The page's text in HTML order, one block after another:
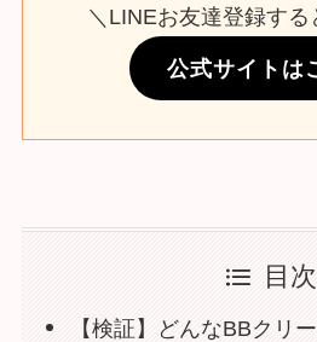
＼LINEお友達登録する
公式サイトは
目次
【検証】どんなBBクリ